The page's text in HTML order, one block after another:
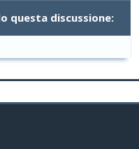
questa discussione: